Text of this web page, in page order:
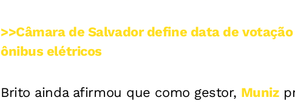
>>Câmara de Salvador define data de
ônibus elétricos
Brito ainda afirmou que como gestor, Muniz